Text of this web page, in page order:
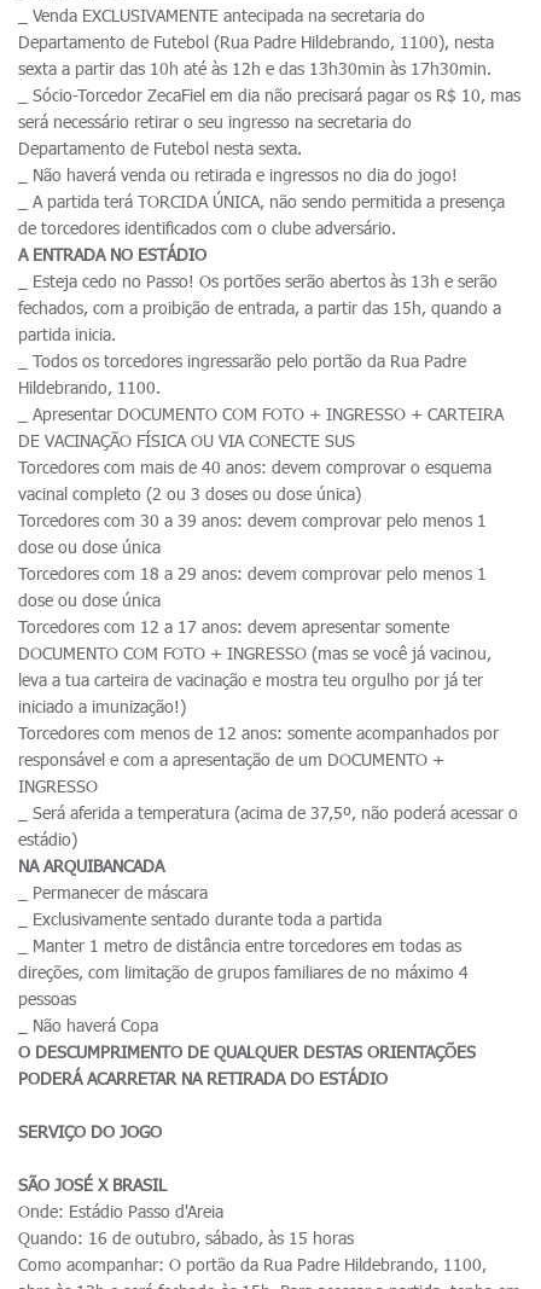
_ Venda EXCLUSIVAMENTE antecipada na secretaria do
Departamento de Futebol (Rua Padre Hildebrando, 1100), nesta
sexta a partir das 10h até às 12h e das 13h30min às 17h30min.
_ Sócio-Torcedor ZecaFiel em dia não precisará pagar os R$ 10, mas
será necessário retirar o seu ingresso na secretaria do
Departamento de Futebol nesta sexta.
_ Não haverá venda ou retirada e ingressos no dia do jogo!
_ A partida terá TORCIDA ÚNICA, não sendo permitida a presença
de torcedores identificados com o clube adversário.
A ENTRADA NO ESTÁDIO
_ Esteja cedo no Passo! Os portões serão abertos às 13h e serão
fechados, com a proibição de entrada, a partir das 15h, quando a
partida inicia.
_ Todos os torcedores ingressarão pelo portão da Rua Padre
Hildebrando, 1100.
_ Apresentar DOCUMENTO COM FOTO + INGRESSO + CARTEIRA
DE VACINAÇÃO FÍSICA OU VIA CONECTE SUS
Torcedores com mais de 40 anos: devem comprovar o esquema
vacinal completo (2 ou 3 doses ou dose única)
Torcedores com 30 a 39 anos: devem comprovar pelo menos 1
dose ou dose única
Torcedores com 18 a 29 anos: devem comprovar pelo menos 1
dose ou dose única
Torcedores com 12 a 17 anos: devem apresentar somente
DOCUMENTO COM FOTO + INGRESSO (mas se você já vacinou,
leva a tua carteira de vacinação e mostra teu orgulho por já ter
iniciado a imunização!)
Torcedores com menos de 12 anos: somente acompanhados por
responsável e com a apresentação de um DOCUMENTO +
INGRESSO
_ Será aferida a temperatura (acima de 37,5º, não poderá acessar o
estádio)
NA ARQUIBANCADA
_ Permanecer de máscara
_ Exclusivamente sentado durante toda a partida
_ Manter 1 metro de distância entre torcedores em todas as
direções, com limitação de grupos familiares de no máximo 4
pessoas
_ Não haverá Copa
O DESCUMPRIMENTO DE QUALQUER DESTAS ORIENTAÇÕES
PODERÁ ACARRETAR NA RETIRADA DO ESTÁDIO
SERVIÇO DO JOGO
SÃO JOSÉ X BRASIL
Onde: Estádio Passo d'Areia
Quando: 16 de outubro, sábado, às 15 horas
Como acompanhar: O portão da Rua Padre Hildebrando, 1100,